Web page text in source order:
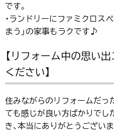
です。
・ランドリーにファミクロス
まう」の家事もラクです♪
【リフォーム中の思い
ください】
住みながらのリフォームだっ
ても感じが良い方ばかりでし
き、本当にありがとうございま